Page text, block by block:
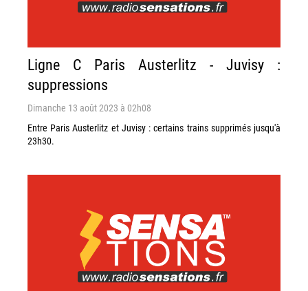
Ligne C Paris Austerlitz - Juvisy :
suppressions
Dimanche 13 août 2023 à 02h08
Entre Paris Austerlitz et Juvisy : certains trains supprimés jusqu'à
23h30.